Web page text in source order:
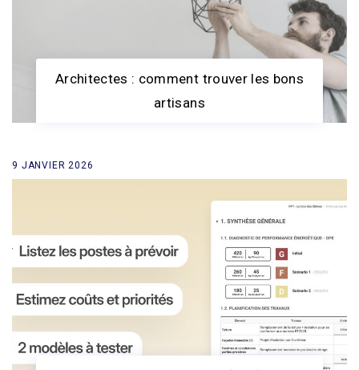
Architectes : comment trouver les bons
artisans
9 JANVIER 2026